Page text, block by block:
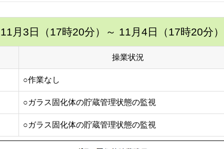
11月3日（17時20分） ～ 11月4日（17時20分）
操業状況
○作業なし
○ガラス固化体の貯蔵管理状態の監視
○ガラス固化体の貯蔵管理状態の監視